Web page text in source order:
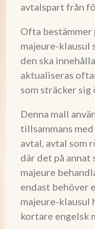
avtalspart från
Ofta
majeure-klausul
den ska
aktualiseras
som sträcker
Denna mall
tillsammans
avtal, avtal som
där det på
majeure
endast behöver
majeure-klausul
kortare engelsk